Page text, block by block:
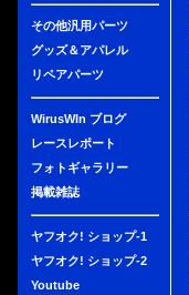
その他汎用パーツ
グッズ＆アパレル
リペアパーツ
WirusWIn ブログ
レースレポート
フォトギャラリー
掲載雑誌
ヤフオク! ショップ-1
ヤフオク! ショップ-2
Youtube